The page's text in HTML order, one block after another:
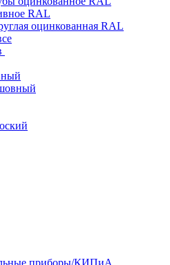
RAL
оцинкованная RAL
приборы/КИПиА